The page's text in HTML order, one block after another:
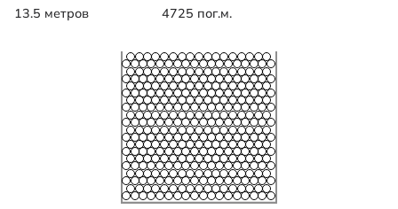
13.5 метров 4725 пог.м.